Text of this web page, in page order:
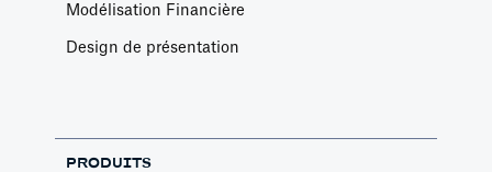
Modélisation Financière
Design de présentation
PRODUITS